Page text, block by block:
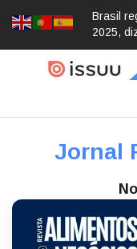
Brasil
2025,
Jornal